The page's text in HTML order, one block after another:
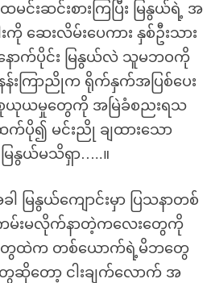
မင်းဆင်းစားကြပြီး မြနွယ်ရဲ့ အ
ဆေးလိမ်းပေကား နှစ်ဦးသား
ောက်ပိုင်း မြနွယ်လဲ သူမဘဝကို
းကြာညိုက ရိုက်နှက်အပြစ်ပေး
စုယုယမှုတွေကို အမြဲခံစညးရသ
က်ပို၍ မင်းညို ချထားသော
နွယ်မသိရှာ…..။
မြနွယ်ကျောင်းမှာ ပြသနာတစ်
မ်းမလိုက်နာတဲ့ကလေးတွေကို
ေထဲက တစ်ယောက်ရဲ့မိဘတွေ
ဆိုတော့ ငါးချက်လောက် အ